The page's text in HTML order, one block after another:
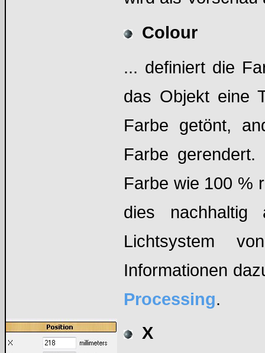
Colour
... definiert die
das Objekt eine
Farbe getönt,
Farbe
Farbe wie 100 %
dies nachhaltig
Lichtsystem
Informationen
Processing.
X